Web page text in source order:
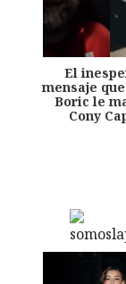
El
mensaje
Boric le
Cony